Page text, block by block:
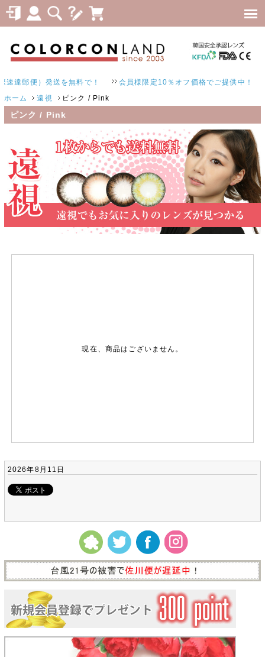
達郵便）発送を無料で！ 会員様限定10％オフ価格でご提供中！
ホーム 遠視 ピンク / Pink
ピンク / Pink
現在、商品はございません。
2026年8月11日